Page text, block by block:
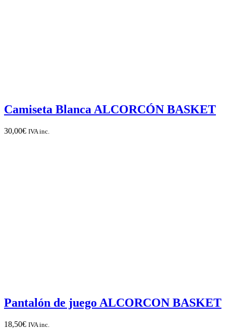
Camiseta Blanca ALCORCÓN BASKET
30,00€ IVA inc.
Pantalón de juego ALCORCON BASKET
18,50€ IVA inc.